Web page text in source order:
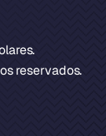
reservados.